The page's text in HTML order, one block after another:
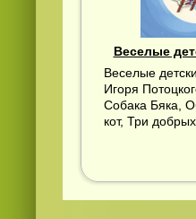
Веселые
Веселые
Игоря
Собака Бяка,
кот, Три